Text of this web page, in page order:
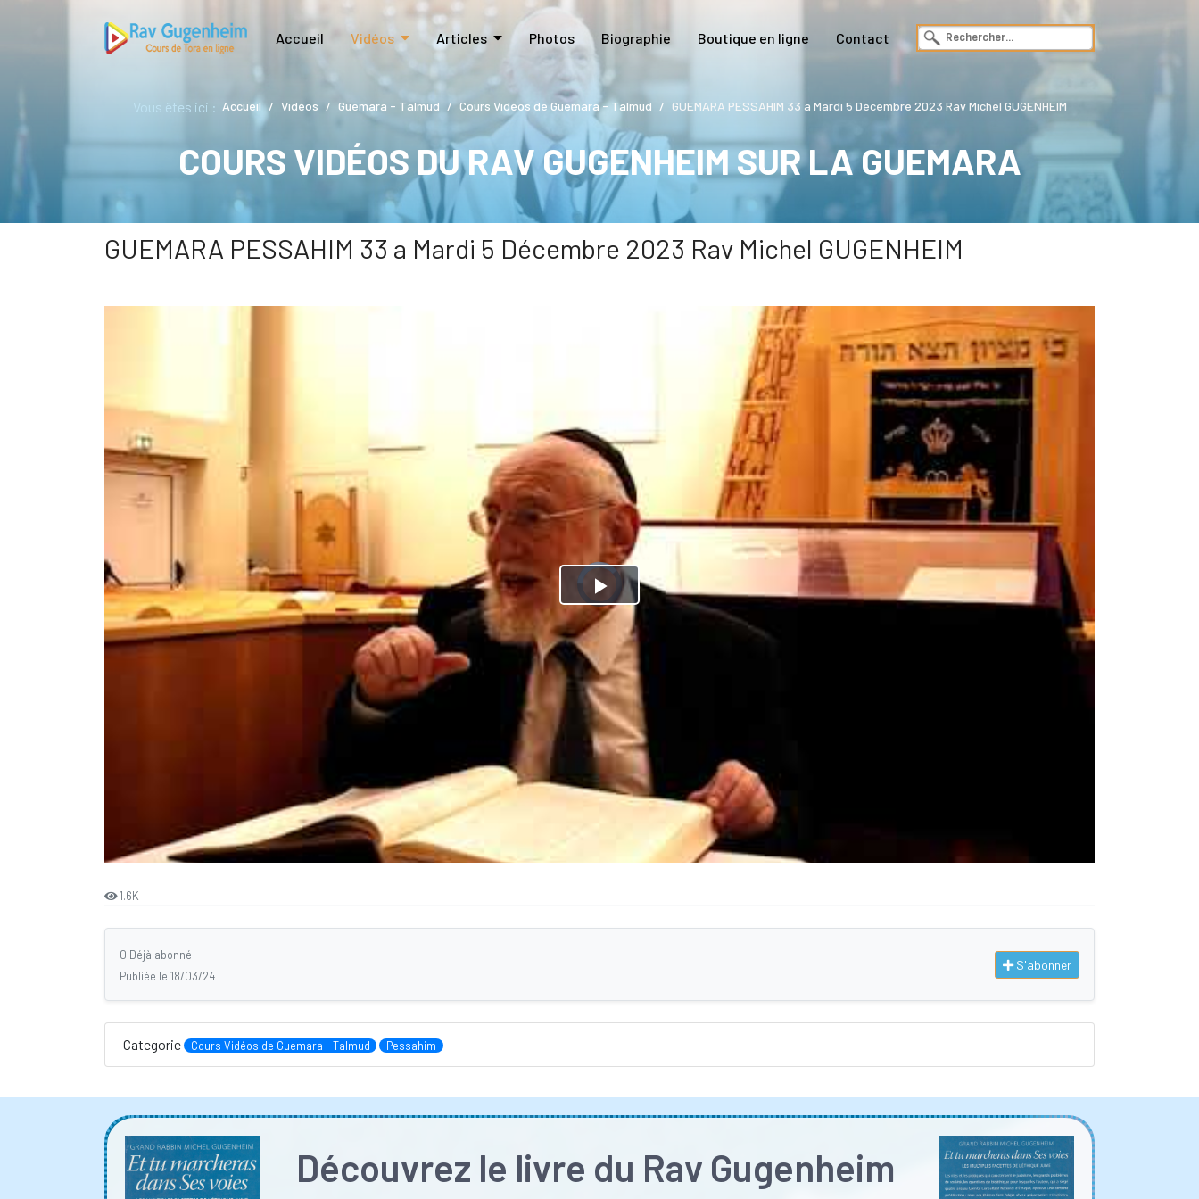
Accueil Vidéos Articles Photos Biographie Boutique en ligne Contact
Vous êtes ici : Accueil Vidéos Guemara - Talmud Cours Vidéos de Guemara - Talmud GUEMARA PESSAHIM 33 a Mardi 5 Décembre 2023 Rav Michel GUGENHEIM
COURS VIDÉOS DU RAV GUGENHEIM SUR LA GUEMARA
GUEMARA PESSAHIM 33 a Mardi 5 Décembre 2023 Rav Michel GUGENHEIM
Play
Video
1.6K
0 Déjà abonné
Publiée le 18/03/24
S'abonner
Categorie Cours Vidéos de Guemara - Talmud Pessahim
Découvrez le livre du Rav Gugenheim